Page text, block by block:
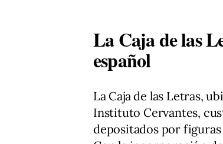
La Caja de las
español
La Caja de las Letras,
Instituto Cervantes,
depositados por